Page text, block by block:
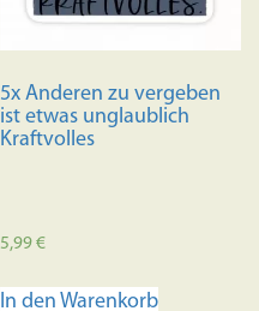
5x Anderen zu vergeben
ist etwas unglaublich
Kraftvolles
5,99€
In den Warenkorb